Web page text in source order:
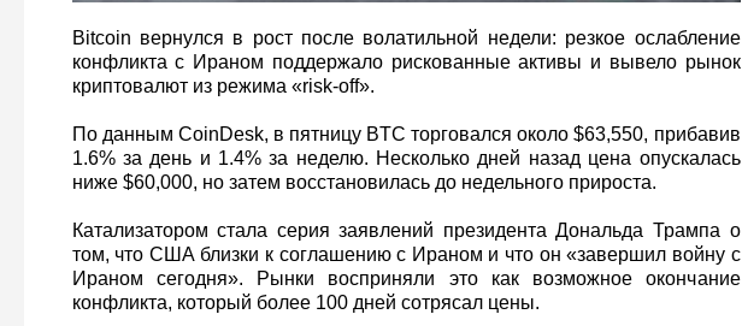
Bitcoin вернулся в рост после волатильной недели: резкое ослабление
конфликта с Ираном поддержало рискованные активы и вывело рынок
криптовалют из режима «risk-off».
По данным CoinDesk, в пятницу BTC торговался около $63,550, прибавив
1.6% за день и 1.4% за неделю. Несколько дней назад цена опускалась
ниже $60,000, но затем восстановилась до недельного прироста.
Катализатором стала серия заявлений президента Дональда Трампа о
том, что США близки к соглашению с Ираном и что он «завершил войну с
Ираном сегодня». Рынки восприняли это как возможное окончание
конфликта, который более 100 дней сотрясал цены.